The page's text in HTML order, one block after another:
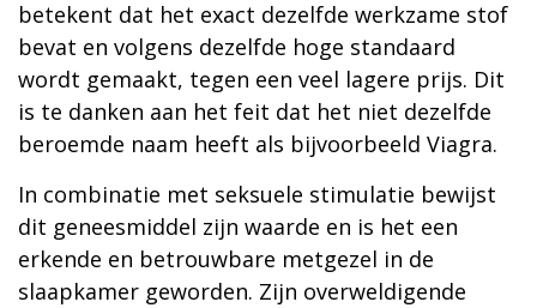
betekent dat het exact dezelfde werkzame stof
bevat en volgens dezelfde hoge standaard
wordt gemaakt, tegen een veel lagere prijs. Dit
is te danken aan het feit dat het niet dezelfde
beroemde naam heeft als bijvoorbeeld Viagra.
In combinatie met seksuele stimulatie bewijst
dit geneesmiddel zijn waarde en is het een
erkende en betrouwbare metgezel in de
slaapkamer geworden. Zijn overweldigende